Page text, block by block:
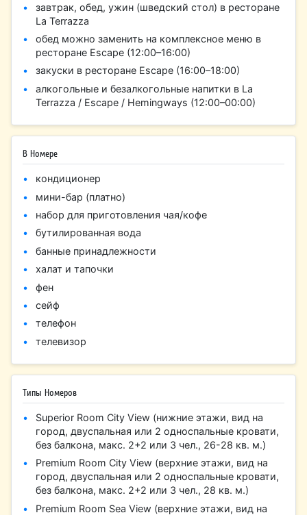
завтрак, обед, ужин (шведский стол) в ресторане
La Terrazza
обед можно заменить на комплексное меню в
ресторане Escape (12:00–16:00)
закуски в ресторане Escape (16:00–18:00)
алкогольные и безалкогольные напитки в La
Terrazza / Escape / Hemingways (12:00–00:00)
В Номере
кондиционер
мини-бар (платно)
набор для приготовления чая/кофе
бутилированная вода
банные принадлежности
халат и тапочки
фен
сейф
телефон
телевизор
Типы Номеров
Superior Room City View (нижние этажи, вид на
город, двуспальная или 2 односпальные кровати,
без балкона, макс. 2+2 или 3 чел., 26-28 кв. м.)
Premium Room City View (верхние этажи, вид на
город, двуспальная или 2 односпальные кровати,
без балкона, макс. 2+2 или 3 чел., 28 кв. м.)
Premium Room Sea View (верхние этажи, вид на